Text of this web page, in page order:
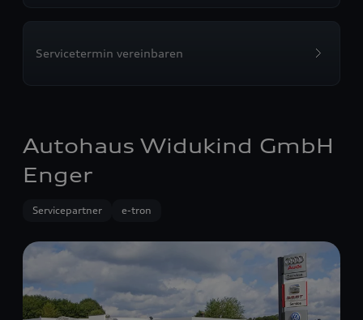
Servicetermin vereinbaren
Autohaus Widukind GmbH
Enger
Servicepartner e-tron